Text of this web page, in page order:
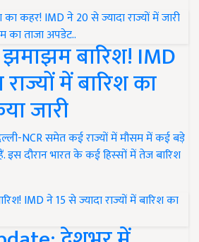
झमाझम बारिश! IMD
में बारिश का
जारी
NCR समेत कई राज्यों में मौसम में कई बड़े
दौरान भारत के कई हिस्सों में तेज बारिश